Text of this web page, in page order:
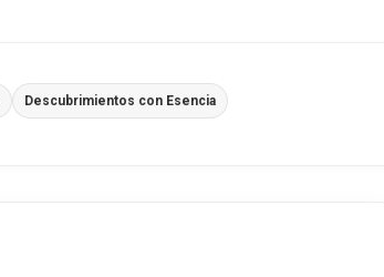
Descubrimientos con Esencia